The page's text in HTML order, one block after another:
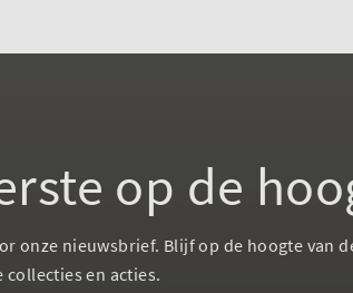
op de
onze nieuwsbrief. Blijf op de hoogte van
en acties.